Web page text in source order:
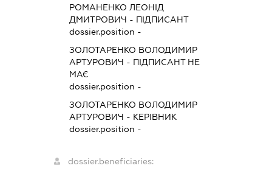
РОМАНЕНКО ЛЕОНІД
ДМИТРОВИЧ - ПІДПИСАНТ
dossier.position -
ЗОЛОТАРЕНКО ВОЛОДИМИР
АРТУРОВИЧ - ПІДПИСАНТНЕ
МАЄ
dossier.position -
ЗОЛОТАРЕНКО ВОЛОДИМИР
АРТУРОВИЧ - КЕРІВНИК
dossier.position -
dossier.beneficiaries: